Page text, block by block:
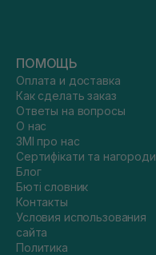
ПОМОЩЬ
Оплата и доставка
Как сделать заказ
Ответы на вопросы
О нас
ЗМІ про нас
Сертифікати та нагороди
Блог
Бюті словник
Контакты
Условия использования
сайта
Политика